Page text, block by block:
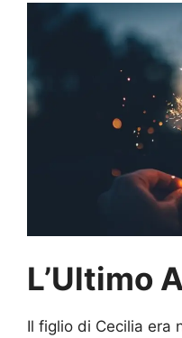
L’Ultimo
Il figlio di Cecilia era